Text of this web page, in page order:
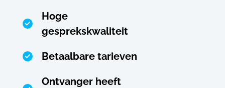
Hoge
gesprekskwaliteit
Betaalbare tarieven
Ontvanger heeft